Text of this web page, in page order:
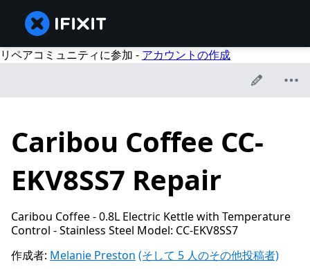
リペアコミュニティに参加 - アカウントの作成
Caribou Coffee CC-
EKV8SS7 Repair
Caribou Coffee - 0.8L Electric Kettle with Temperature
Control - Stainless Steel Model: CC-EKV8SS7
作成者: Melanie Preston (そして 5 人のその他投稿者)